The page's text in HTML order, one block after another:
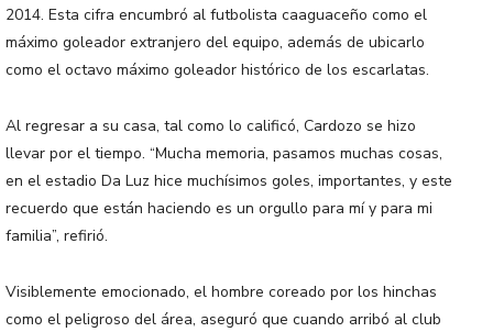
2014. Esta cifra encumbró al futbolista caaguaceño como el
máximo goleador extranjero del equipo, además de ubicarlo
como el octavo máximo goleador histórico de los escarlatas.
Al regresar a su casa, tal como lo calificó, Cardozo se hizo
llevar por el tiempo. “Mucha memoria, pasamos muchas cosas,
en el estadio Da Luz hice muchísimos goles, importantes, y este
recuerdo que están haciendo es un orgullo para mí y para mi
familia”, refirió.
Visiblemente emocionado, el hombre coreado por los hinchas
como el peligroso del área, aseguró que cuando arribó al club